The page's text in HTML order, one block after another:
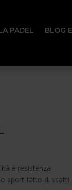
PADEL BLOG
e resistenza
sport fatto di scatti